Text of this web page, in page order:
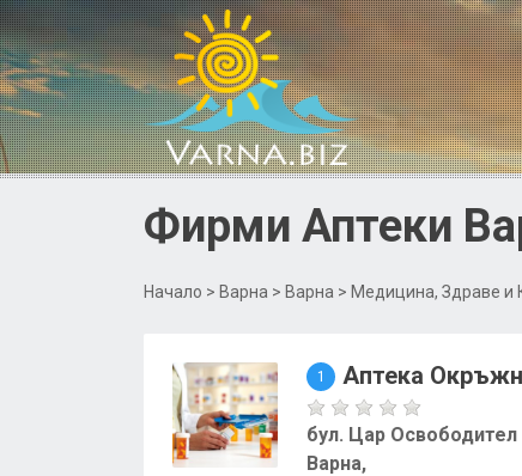
Фирми Аптеки
Начало > Варна > Варна > Медицина, Здраве и
1 Аптека
бул. Цар Освободител
Варна,